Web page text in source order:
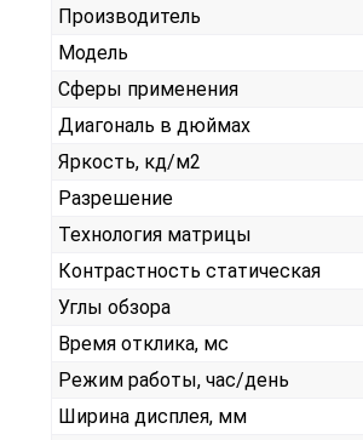
Производитель
Модель
Сферы применения
Диагональ в дюймах
Яркость, кд/м2
Разрешение
Технология матрицы
Контрастность статическая
Углы обзора
Время отклика, мс
Режим работы, час/день
Ширина дисплея, мм